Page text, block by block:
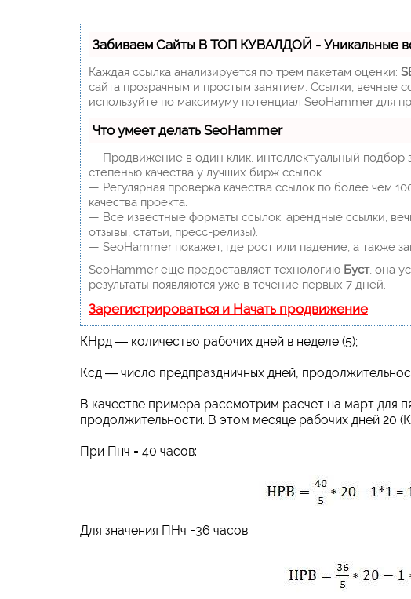
Забиваем Сайты В ТОП КУВАЛДОЙ - Уникальные
Каждая ссылка анализируется по трем пакетам оценки:
сайта прозрачным и простым занятием. Ссылки, вечные
используйте по максимуму потенциал SeoHammer для
Что умеет делать SeoHammer
— Продвижение в один клик, интеллектуальный подбор
степенью качества у лучших бирж ссылок.
— Регулярная проверка качества ссылок по более чем
качества проекта.
— Все известные форматы ссылок: арендные ссылки,
отзывы, статьи, пресс-релизы).
— SeoHammer покажет, где рост или падение, а также
SeoHammer еще предоставляет технологию Буст, она
результаты появляются уже в течение первых 7 дней.
Зарегистрироваться и Начать продвижение
КНрд ― количество рабочих дней в неделе (5);
Ксд ― число предпраздничных дней,
В качестве примера рассмотрим расчет на март для
продолжительности. В этом месяце рабочих дней 20
При Пнч = 40 часов:
Для значения ПНч =36 часов: